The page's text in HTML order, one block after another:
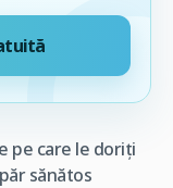
pe care le doriți
sănătos